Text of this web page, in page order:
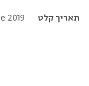
תאריך קלט
2019